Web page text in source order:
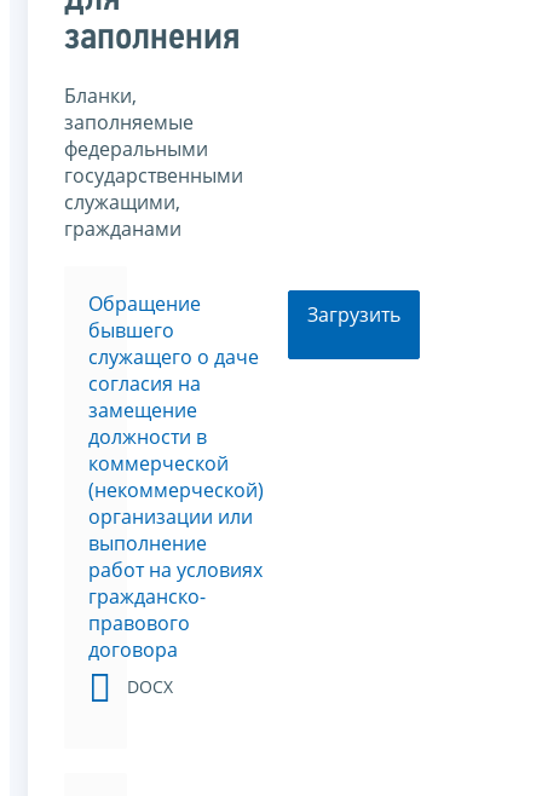
заполнения
Бланки,
заполняемые
федеральными
государственными
служащими,
гражданами
Обращение
бывшего
служащего о даче
согласия на
замещение
должности в
коммерческой
(некоммерческой)
организации или
выполнение
работ на условиях
гражданско-
правового
договора
DOCX
Загрузить